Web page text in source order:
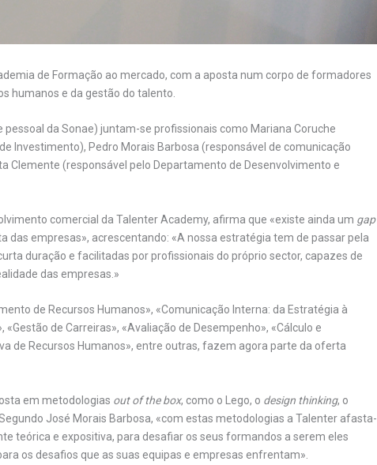
de Formação ao mercado, com a aposta num corpo de formadores
humanos e da gestão do talento.
da Sonae) juntam-se profissionais como Mariana Coruche
Investimento), Pedro Morais Barbosa (responsável de comunicação
Clemente (responsável pelo Departamento de Desenvolvimento e
comercial da Talenter Academy, afirma que «existe ainda um gap
das empresas», acrescentando: «A nossa estratégia tem de passar pela
duração e facilitadas por profissionais do próprio sector, capazes de
das empresas.»
de Recursos Humanos», «Comunicação Interna: da Estratégia à
«Gestão de Carreiras», «Avaliação de Desempenho», «Cálculo e
de Recursos Humanos», entre outras, fazem agora parte da oferta
em metodologias out of the box, como o Lego, o design thinking, o
José Morais Barbosa, «com estas metodologias a Talenter afasta-
teórica e expositiva, para desafiar os seus formandos a serem eles
os desafios que as suas equipas e empresas enfrentam».